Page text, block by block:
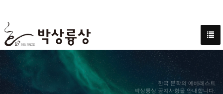
한국 문학의 에베레스트
박상륭상 공지사항을 안내합니다.